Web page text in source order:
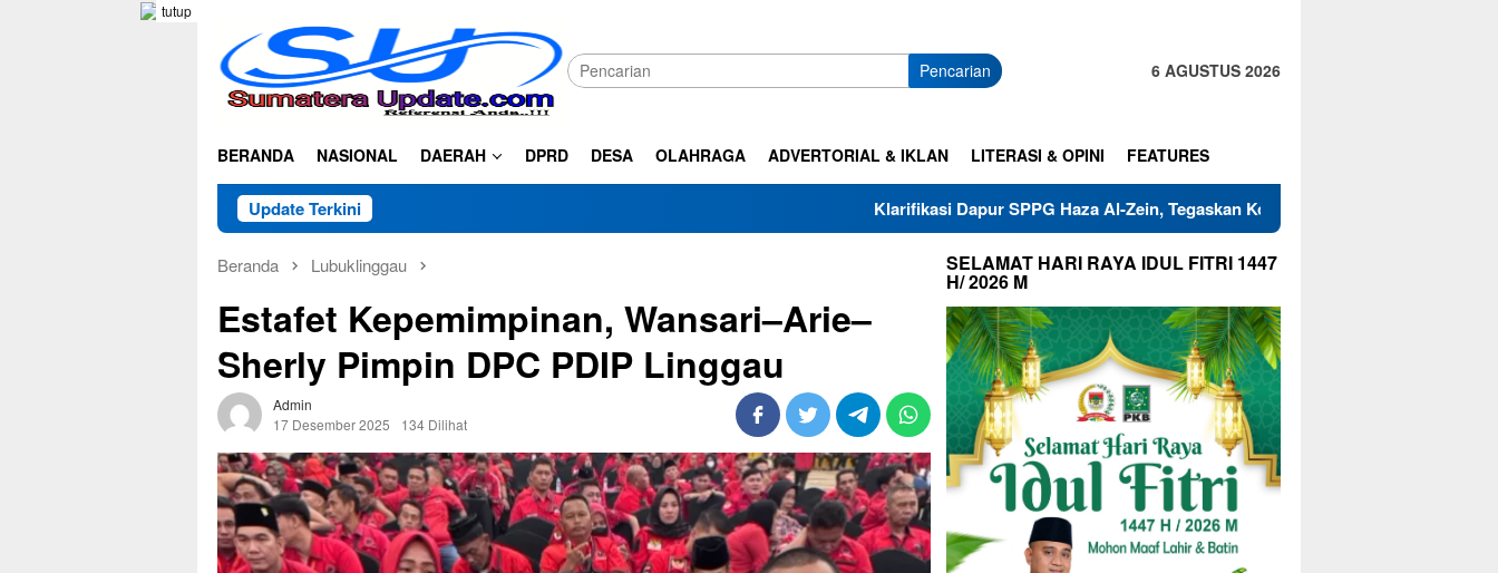
konten
tutup
Pencarian 6 AGUSTUS 2026
BERANDA NASIONAL DAERAH DPRD DESA OLAHRAGA ADVERTORIAL & IKLAN LITERASI & OPINI FEATURES
Update Terkini Klarifikasi Dapur SPPG Haza Al-Zein, Tegaskan Komitmen Jaga Mutu Makanan
Beranda Lubuklinggau
Estafet Kepemimpinan, Wansari–Arie–
Sherly Pimpin DPC PDIP Linggau
Admin
17 Desember 2025
134 Dilihat
SELAMAT HARI RAYA IDUL FITRI 1447
H/ 2026 M